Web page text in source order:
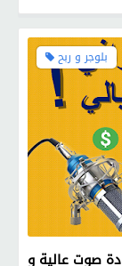
بلوجر و ربح
صوت عالية و